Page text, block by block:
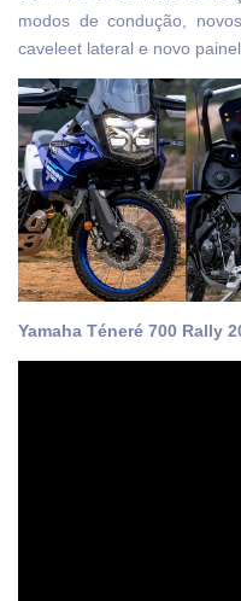
modos de condução,
caveleet lateral e novo
Yamaha Téneré 700 Rally